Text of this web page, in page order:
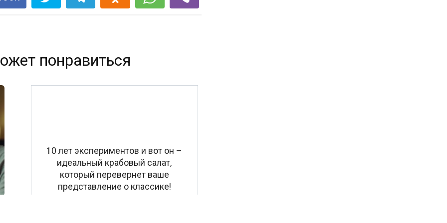
понравиться
10 лет экспериментов и вот он –
идеальный крабовый салат,
который перевернет ваше
представление о классике!